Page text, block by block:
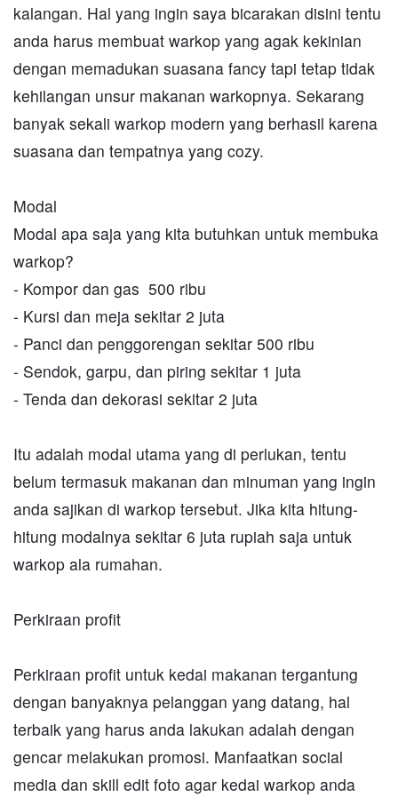
kalangan. Hal yang ingin saya bicarakan disini tentu
anda harus membuat warkop yang agak kekinian
dengan memadukan suasana fancy tapi tetap tidak
kehilangan unsur makanan warkopnya. Sekarang
banyak sekali warkop modern yang berhasil karena
suasana dan tempatnya yang cozy.
Modal
Modal apa saja yang kita butuhkan untuk membuka
warkop?
- Kompor dan gas 500 ribu
- Kursi dan meja sekitar 2 juta
- Panci dan penggorengan sekitar 500 ribu
- Sendok, garpu, dan piring sekitar 1 juta
- Tenda dan dekorasi sekitar 2 juta
Itu adalah modal utama yang di perlukan, tentu
belum termasuk makanan dan minuman yang ingin
anda sajikan di warkop tersebut. Jika kita hitung-
hitung modalnya sekitar 6 juta rupiah saja untuk
warkop ala rumahan.
Perkiraan profit
Perkiraan profit untuk kedai makanan tergantung
dengan banyaknya pelanggan yang datang, hal
terbaik yang harus anda lakukan adalah dengan
gencar melakukan promosi. Manfaatkan social
media dan skill edit foto agar kedai warkop anda